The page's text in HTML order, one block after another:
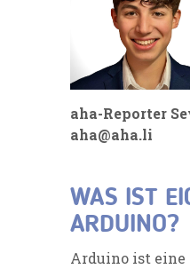
aha-Reporter
aha@aha.li
WAS IST
ARDUINO?
Arduino ist eine